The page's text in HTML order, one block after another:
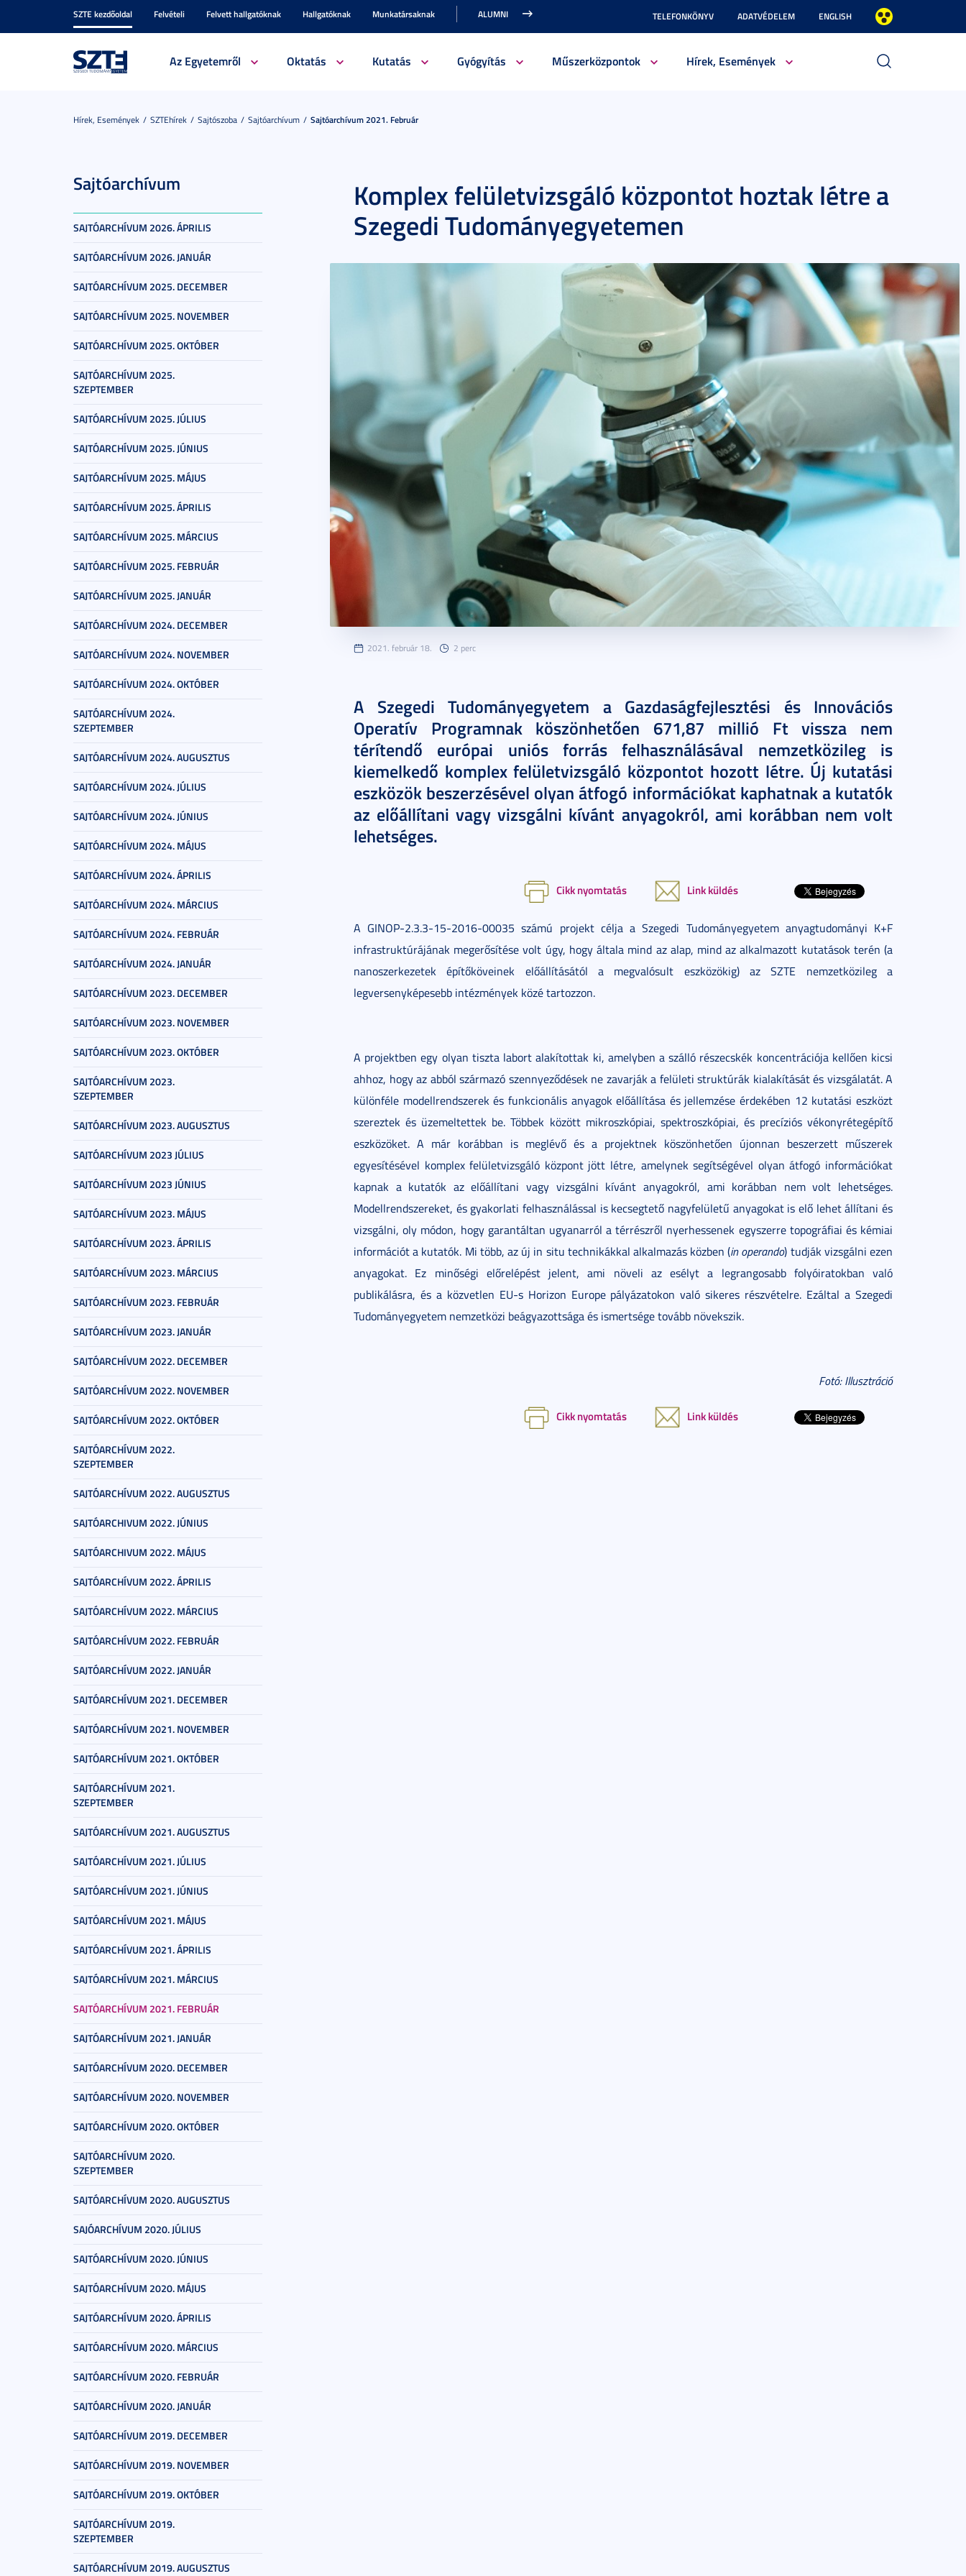
SZTE kezdőoldal Felvételi Felvett hallgatóknak Hallgatóknak Munkatársaknak ALUMNI TELEFONKÖNYV ADATVÉDELEM ENGLISH
Az Egyetemről Oktatás Kutatás Gyógyítás Műszerközpontok Hírek, Események
Hírek, Események SZTEhírek Sajtószoba Sajtóarchívum Sajtóarchívum 2021. Február
Sajtóarchívum
SAJTÓARCHÍVUM 2026. ÁPRILIS
SAJTÓARCHÍVUM 2026. JANUÁR
SAJTÓARCHÍVUM 2025. DECEMBER
SAJTÓARCHÍVUM 2025. NOVEMBER
SAJTÓARCHÍVUM 2025. OKTÓBER
SAJTÓARCHÍVUM 2025.
SZEPTEMBER
SAJTÓARCHÍVUM 2025. JÚLIUS
SAJTÓARCHÍVUM 2025. JÚNIUS
SAJTÓARCHÍVUM 2025. MÁJUS
SAJTÓARCHÍVUM 2025. ÁPRILIS
SAJTÓARCHÍVUM 2025. MÁRCIUS
SAJTÓARCHÍVUM 2025. FEBRUÁR
SAJTÓARCHÍVUM 2025. JANUÁR
SAJTÓARCHÍVUM 2024. DECEMBER
SAJTÓARCHÍVUM 2024. NOVEMBER
SAJTÓARCHÍVUM 2024. OKTÓBER
SAJTÓARCHÍVUM 2024.
SZEPTEMBER
SAJTÓARCHÍVUM 2024. AUGUSZTUS
SAJTÓARCHÍVUM 2024. JÚLIUS
SAJTÓARCHÍVUM 2024. JÚNIUS
SAJTÓARCHÍVUM 2024. MÁJUS
SAJTÓARCHÍVUM 2024. ÁPRILIS
SAJTÓARCHÍVUM 2024. MÁRCIUS
SAJTÓARCHÍVUM 2024. FEBRUÁR
SAJTÓARCHÍVUM 2024. JANUÁR
SAJTÓARCHÍVUM 2023. DECEMBER
SAJTÓARCHÍVUM 2023. NOVEMBER
SAJTÓARCHÍVUM 2023. OKTÓBER
SAJTÓARCHÍVUM 2023.
SZEPTEMBER
SAJTÓARCHÍVUM 2023. AUGUSZTUS
SAJTÓARCHÍVUM 2023 JÚLIUS
SAJTÓARCHÍVUM 2023 JÚNIUS
SAJTÓARCHÍVUM 2023. MÁJUS
SAJTÓARCHÍVUM 2023. ÁPRILIS
SAJTÓARCHÍVUM 2023. MÁRCIUS
SAJTÓARCHÍVUM 2023. FEBRUÁR
SAJTÓARCHÍVUM 2023. JANUÁR
SAJTÓARCHÍVUM 2022. DECEMBER
SAJTÓARCHÍVUM 2022. NOVEMBER
SAJTÓARCHÍVUM 2022. OKTÓBER
SAJTÓARCHÍVUM 2022.
SZEPTEMBER
SAJTÓARCHÍVUM 2022. AUGUSZTUS
SAJTÓARCHIVUM 2022. JÚNIUS
SAJTÓARCHIVUM 2022. MÁJUS
SAJTÓARCHÍVUM 2022. ÁPRILIS
SAJTÓARCHÍVUM 2022. MÁRCIUS
SAJTÓARCHÍVUM 2022. FEBRUÁR
SAJTÓARCHÍVUM 2022. JANUÁR
SAJTÓARCHÍVUM 2021. DECEMBER
SAJTÓARCHÍVUM 2021. NOVEMBER
SAJTÓARCHÍVUM 2021. OKTÓBER
SAJTÓARCHÍVUM 2021.
SZEPTEMBER
SAJTÓARCHÍVUM 2021. AUGUSZTUS
SAJTÓARCHÍVUM 2021. JÚLIUS
SAJTÓARCHÍVUM 2021. JÚNIUS
SAJTÓARCHÍVUM 2021. MÁJUS
SAJTÓARCHÍVUM 2021. ÁPRILIS
SAJTÓARCHÍVUM 2021. MÁRCIUS
SAJTÓARCHÍVUM 2021. FEBRUÁR
SAJTÓARCHÍVUM 2021. JANUÁR
SAJTÓARCHÍVUM 2020. DECEMBER
SAJTÓARCHÍVUM 2020. NOVEMBER
SAJTÓARCHÍVUM 2020. OKTÓBER
SAJTÓARCHÍVUM 2020.
SZEPTEMBER
SAJTÓARCHÍVUM 2020. AUGUSZTUS
SAJÓARCHÍVUM 2020. JÚLIUS
SAJTÓARCHÍVUM 2020. JÚNIUS
SAJTÓARCHÍVUM 2020. MÁJUS
SAJTÓARCHÍVUM 2020. ÁPRILIS
SAJTÓARCHÍVUM 2020. MÁRCIUS
SAJTÓARCHÍVUM 2020. FEBRUÁR
SAJTÓARCHÍVUM 2020. JANUÁR
SAJTÓARCHÍVUM 2019. DECEMBER
SAJTÓARCHÍVUM 2019. NOVEMBER
SAJTÓARCHÍVUM 2019. OKTÓBER
SAJTÓARCHÍVUM 2019.
SZEPTEMBER
SAJTÓARCHÍVUM 2019. AUGUSZTUS
Komplex felületvizsgáló központot hoztak létre a
Szegedi Tudományegyetemen
2021. február 18. 2 perc
A Szegedi Tudományegyetem a Gazdaságfejlesztési és Innovációs
Operatív Programnak köszönhetően 671,87 millió Ft vissza nem
térítendő európai uniós forrás felhasználásával nemzetközileg is
kiemelkedő komplex felületvizsgáló központot hozott létre. Új kutatási
eszközök beszerzésével olyan átfogó információkat kaphatnak a kutatók
az előállítani vagy vizsgálni kívánt anyagokról, ami korábban nem volt
lehetséges.
Cikk nyomtatás Link küldés
A GINOP-2.3.3-15-2016-00035 számú projekt célja a Szegedi Tudományegyetem anyagtudományi K+F
infrastruktúrájának megerősítése volt úgy, hogy általa mind az alap, mind az alkalmazott kutatások terén (a
nanoszerkezetek építőköveinek előállításától a megvalósult eszközökig) az SZTE nemzetközileg a
legversenyképesebb intézmények közé tartozzon.
A projektben egy olyan tiszta labort alakítottak ki, amelyben a szálló részecskék koncentrációja kellően kicsi
ahhoz, hogy az abból származó szennyeződések ne zavarják a felületi struktúrák kialakítását és vizsgálatát. A
különféle modellrendszerek és funkcionális anyagok előállítása és jellemzése érdekében 12 kutatási eszközt
szereztek és üzemeltettek be. Többek között mikroszkópiai, spektroszkópiai, és precíziós vékonyrétegépítő
eszközöket. A már korábban is meglévő és a projektnek köszönhetően újonnan beszerzett műszerek
egyesítésével komplex felületvizsgáló központ jött létre, amelynek segítségével olyan átfogó információkat
kapnak a kutatók az előállítani vagy vizsgálni kívánt anyagokról, ami korábban nem volt lehetséges.
Modellrendszereket, és gyakorlati felhasználással is kecsegtető nagyfelületű anyagokat is elő lehet állítani és
vizsgálni, oly módon, hogy garantáltan ugyanarról a térrészről nyerhessenek egyszerre topográfiai és kémiai
információt a kutatók. Mi több, az új in situ technikákkal alkalmazás közben (in operando) tudják vizsgálni ezen
anyagokat. Ez minőségi előrelépést jelent, ami növeli az esélyt a legrangosabb folyóiratokban való
publikálásra, és a közvetlen EU-s Horizon Europe pályázatokon való sikeres részvételre. Ezáltal a Szegedi
Tudományegyetem nemzetközi beágyazottsága és ismertsége tovább növekszik.
Fotó: Illusztráció
Cikk nyomtatás Link küldés